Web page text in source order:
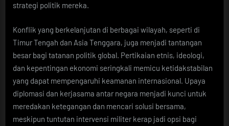
strategi politik mereka.
Konflik yang berkelanjutan di berbagai wilayah, seperti di
Timur Tengah dan Asia Tenggara, juga menjadi tantangan
besar bagi tatanan politik global. Pertikaian etnis, ideologi,
dan kepentingan ekonomi seringkali memicu ketidakstabilan
yang dapat mempengaruhi keamanan internasional. Upaya
diplomasi dan kerjasama antar negara menjadi kunci untuk
meredakan ketegangan dan mencari solusi bersama,
meskipun tuntutan intervensi militer kerap jadi opsi bagi